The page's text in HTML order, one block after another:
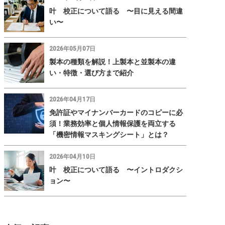
叶 校正について語る 〜目に見える間違
い〜
2026年05月07日
製本の種類を解説！上製本と並製本の違
い・特徴・選び方まで紹介
2026年04月17日
免許証やマイナンバーカードのコピーに必
須！業務効率と個人情報保護を両立する
「機密情報マスキングシート」とは？
2026年04月10日
叶 校正について語る 〜イントロダクシ
ョン〜